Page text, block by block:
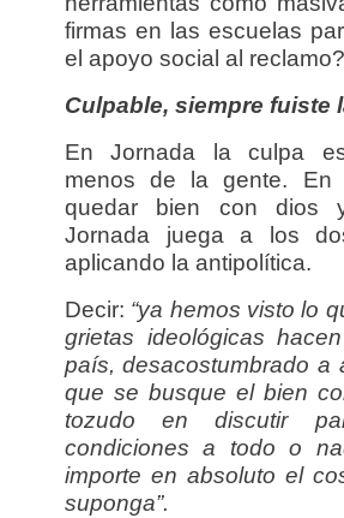
firmas en las escuelas
el apoyo social al reclamo?
Culpable, siempre fuiste
En Jornada la culpa
menos de la gente.
quedar bien con dios
Jornada juega a los
aplicando la antipolítica.
Decir: “ya hemos visto lo
grietas ideológicas
país,desacostumbrado a
que se busque el bien
tozudo en discutir
condiciones a todo o
importe en absoluto el
suponga”.